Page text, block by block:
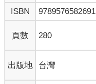
ISBN
9789576582691
頁數 280
出版地 台灣